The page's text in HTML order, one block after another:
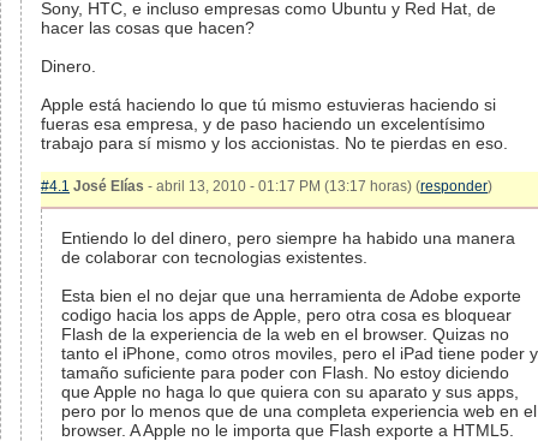
Sony, HTC, e incluso empresas como Ubuntu y Red Hat, de
hacer las cosas que hacen?
Dinero.
Apple está haciendo lo que tú mismo estuvieras haciendo si
fueras esa empresa, y de paso haciendo un excelentísimo
trabajo para sí mismo y los accionistas. No te pierdas en eso.
#4.1 José Elías - abril 13, 2010 - 01:17 PM (13:17 horas) (responder)
Entiendo lo del dinero, pero siempre ha habido una manera
de colaborar con tecnologias existentes.
Esta bien el no dejar que una herramienta de Adobe exporte
codigo hacia los apps de Apple, pero otra cosa es bloquear
Flash de la experiencia de la web en el browser. Quizas no
tanto el iPhone, como otros moviles, pero el iPad tiene poder y
tamaño suficiente para poder con Flash. No estoy diciendo
que Apple no haga lo que quiera con su aparato y sus apps,
pero por lo menos que de una completa experiencia web en el
browser. A Apple no le importa que Flash exporte a HTML5.